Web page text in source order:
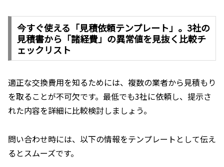
今すぐ使える「見積依頼テンプレート」。3社の
見積書から「諸経費」の異常値を見抜く比較チ
ェックリスト
適正な交換費用を知るためには、複数の業者から見積もり
を取ることが不可欠です。最低でも3社に依頼し、提示さ
れた内容を詳細に比較検討しましょう。
問い合わせ時には、以下の情報をテンプレートとして伝え
るとスムーズです。